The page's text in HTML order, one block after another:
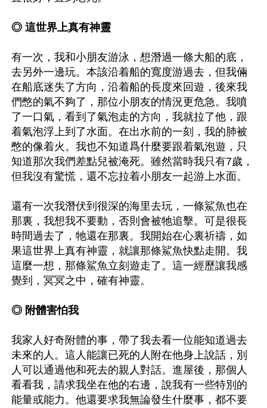
◎ 這世界上真有神靈
有一次，我和小朋友游泳，想潛過一條大船的底，
去另外一邊玩。本該沿着船的寬度游過去，但我倆
在船底迷失了方向，沿着船的長度來回遊，後來我
們憋的氣不夠了，那位小朋友的情況更危急。我噴
了一口氣，看到了氣泡走的方向，我就拉了他，跟
着氣泡浮上到了水面。在出水前的一刻，我的肺被
憋的像着火。我也不知道爲什麼要跟着氣泡遊，只
知道那次我們差點兒被淹死。雖然當時我只有7歲，
但我沒有驚慌，還不忘拉着小朋友一起游上水面。
還有一次我潛伏到很深的海里去玩，一條鯊魚也在
那裏，我想我不要動，否則會被牠追擊。可是很長
時間過去了，牠還在那裏。我開始在心裏祈禱，如
果這世界上真有神靈，就讓那條鯊魚快點走開。我
這麼一想，那條鯊魚立刻遊走了。這一經歷讓我感
覺到，冥冥之中，確有神靈。
◎ 附體害怕我
我家人好奇附體的事，帶了我去看一位能知道過去
未來的人。這人能讓已死的人附在他身上說話，別
人可以通過他和死去的親人對話。進屋後，那個人
看看我，請求我坐在他的右邊，說我有一些特別的
能量或能力。他還要求我無論發生什麼事，都不要